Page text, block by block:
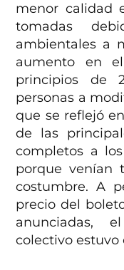
menor calidad
tomadas
ambientales a
aumento en
principios de
personas a
que se reflejó
de las
completos a
porque venían
costumbre. A
precio del
anunciadas,
colectivo estuvo